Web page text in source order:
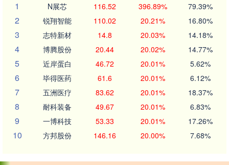
1
N展芯 116.52 396.89% 79.39%
2 锐翔智能 110.02 20.21% 16.80%
3 志特新材 14.8 20.03% 14.18%
4 博腾股份 20.44 20.02% 14.77%
5 近岸蛋白 46.72 20.01% 5.62%
6 毕得医药 61.6 20.01% 6.12%
7 五洲医疗 83.62 20.01% 18.37%
8 耐科装备 49.67 20.01% 6.83%
9 一博科技 53.33 20.01% 17.26%
10 方邦股份 146.16 20.00% 7.68%